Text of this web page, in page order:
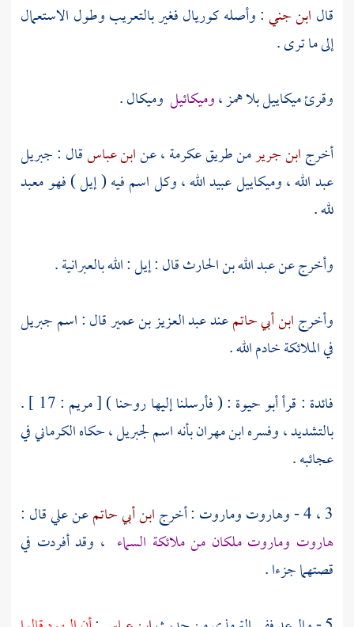
قال ابن جني: وأصله كوريال فغير بالتعريب وطول الاستعمال
إلى ما ترى .
وقرئ ميكاييل بلا همز ،وميكائيل وميكال .
أخرجابن جريرمن طريقعكرمة ،عنابن عباسقال :جبريل
عبد الله ،وميكاييلعبيد الله ، وكل اسم فيه ( إيل ) فهو معبد
لله .
وأخرج عنعبد الله بن الحارثقال : إيل : الله بالعبرانية .
وأخرجابن أبي حاتمعندعبد العزيز بن عميرقال : اسمجبريل
في الملائكة خادم الله .
فائدة : قرأأبو حيوة
: ( فأرسلنا إليها روحنا ) [ مريم : 17 ] .
بالتشديد ، وفسرهابن مهرانبأنه اسملجبريل ،حكاهالكرمانيفي
عجائبه .
3 ، 4 -
وهاروتوماروت : أخرجابن أبي حاتمعنعليقال :
هاروت وماروتملكان من ملائكة السماء ، وقد أفردت في
قصتهما جزءا .